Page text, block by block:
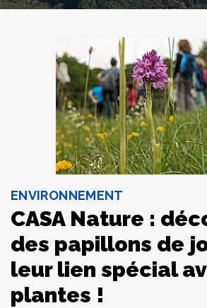
ENVIRONNEMENT
CASA Nature :
des papillons de
leur lien spécial
plantes !